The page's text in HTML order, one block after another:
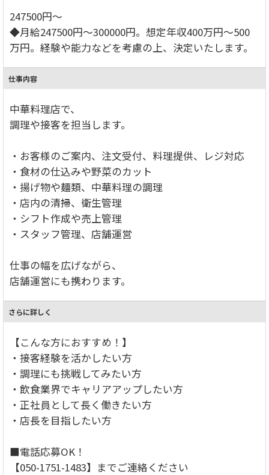
247500円～
◆月給247500円～300000円。想定年収400万円～500
万円。経験や能力などを考慮の上、決定いたします。
仕事内容
中華料理店で、
調理や接客を担当します。
・お客様のご案内、注文受付、料理提供、レジ対応
・食材の仕込みや野菜のカット
・揚げ物や麺類、中華料理の調理
・店内の清掃、衛生管理
・シフト作成や売上管理
・スタッフ管理、店舗運営
仕事の幅を広げながら、
店舗運営にも携わります。
さらに詳しく
【こんな方におすすめ！】
・接客経験を活かしたい方
・調理にも挑戦してみたい方
・飲食業界でキャリアアップしたい方
・正社員として長く働きたい方
・店長を目指したい方
■電話応募OK！
【050-1751-1483】までご連絡ください